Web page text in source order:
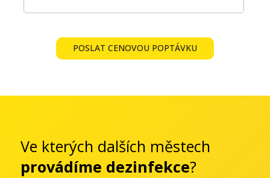
POSLAT CENOVOU POPTÁVKU
Ve kterých dalších městech
provádíme dezinfekce?